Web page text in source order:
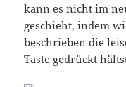
kann es nicht im
geschieht, indem
beschrieben die
Taste gedrückt